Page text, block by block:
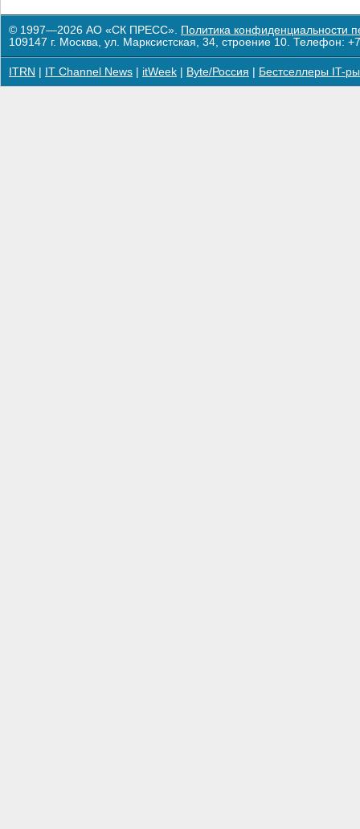
© 1997—2026 АО «СК ПРЕСС». Политика конфиденциальности
109147 г. Москва, ул. Марксистская, 34, строение 10. Телефон:
ITRN IT Channel News itWeek Byte/Россия Бестселлеры IT-